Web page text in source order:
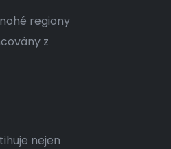
regiony
z
nejen